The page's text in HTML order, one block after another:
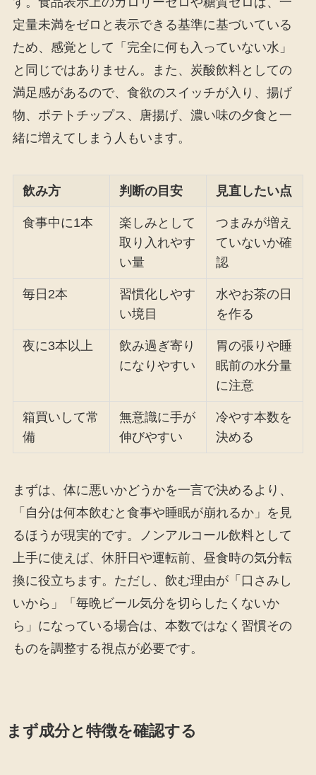
定量未満をゼロと表示できる基準に基づいている
ため、感覚として「完全に何も入っていない水」
と同じではありません。また、炭酸飲料としての
満足感があるので、食欲のスイッチが入り、揚げ
物、ポテトチップス、唐揚げ、濃い味の夕食と一
緒に増えてしまう人もいます。
飲み方 判断の目安 見直したい点
食事中に1本
楽しみとして
取り入れやす
い量
つまみが増え
ていないか確
認
毎日2本
習慣化しやす
い境目
水やお茶の日
を作る
夜に3本以上
飲み過ぎ寄り
になりやすい
胃の張りや睡
眠前の水分量
に注意
箱買いして常
備
無意識に手が
伸びやすい
冷やす本数を
決める
まずは、体に悪いかどうかを一言で決めるより、
「自分は何本飲むと食事や睡眠が崩れるか」を見
るほうが現実的です。ノンアルコール飲料として
上手に使えば、休肝日や運転前、昼食時の気分転
換に役立ちます。ただし、飲む理由が「口さみし
いから」「毎晩ビール気分を切らしたくないか
ら」になっている場合は、本数ではなく習慣その
ものを調整する視点が必要です。
まず成分と特徴を確認する